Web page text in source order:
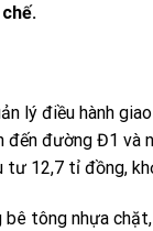
lý điều hành
đường Đ1 và
12,7 tỉ đồng,
tông nhựa